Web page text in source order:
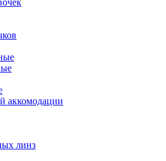
аккомодации
линз